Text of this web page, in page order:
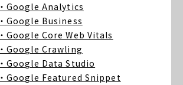
・Google Analytics
・Google Business
・Google Core Web Vitals
・Google Crawling
・Google Data Studio
・Google Featured Snippet